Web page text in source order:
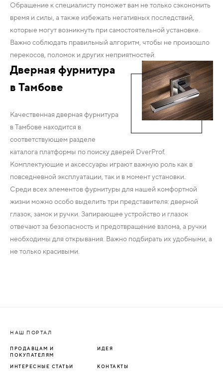
Обращение к специалисту поможет вам не только сэкономить
время и силы, а также избежать негативных последствий,
которые могут возникнуть при самостоятельной установке.
Важно соблюдать правильный алгоритм, чтобы не произошло
перекосов, поломок и других неприятностей.
Дверная фурнитура
в Тамбове
Качественная дверная фурнитура
в Тамбове находится в
соответствующем разделе
каталога платформы по поиску дверей DverProf.
Комплектующие и аксессуары играют важную роль как в
повседневной эксплуатации, так и в момент установки.
Среди всех элементов фурнитуры для нашей комфортной
жизни можно особо выделить три представителя: дверной
глазок, замок и ручки. Запирающее устройство и глазок
отвечают за безопасность и предотвращение взлома, а ручки
необходимы для открывания. Важно подбирать их удобными, а
не только красивыми.
НАШ ПОРТАЛ
ПРОДАВЦАМ И
ПОКУПАТЕЛЯМ
ИДЕЯ
ИНТЕРЕСНЫЕ СТАТЬИ КОНТАКТЫ